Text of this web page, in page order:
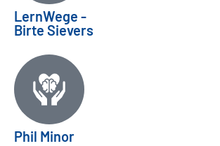
LernWege -
Birte Sievers
Phil Minor